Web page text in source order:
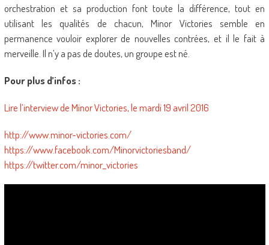
orchestration et sa production font toute la différence, tout en
utilisant les qualités de chacun, Minor Victories semble en
permanence vouloir explorer de nouvelles contrées, et il le fait à
merveille. Il n’y a pas de doutes, un groupe est né.
Pour plus d’infos :
Lire l’interview de Minor Victories, le mardi 19 avril 2016
http://www.minor-victories.com/
https://www.facebook.com/Minorvictoriesband/
https://twitter.com/minor_victories